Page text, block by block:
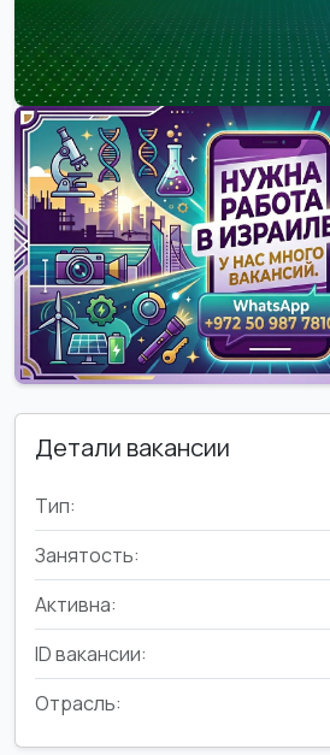
Детали вакансии
Тип:
Занятость:
Активна:
ID вакансии:
Отрасль: